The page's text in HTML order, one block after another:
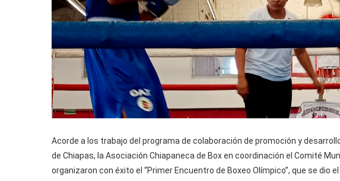
Acorde a los trabajo del programa de colaboración de promoción y
de Chiapas, la Asociación Chiapaneca de Box en coordinación el Comité
organizaron con éxito el “Primer Encuentro de Boxeo Olímpico”, que se dio